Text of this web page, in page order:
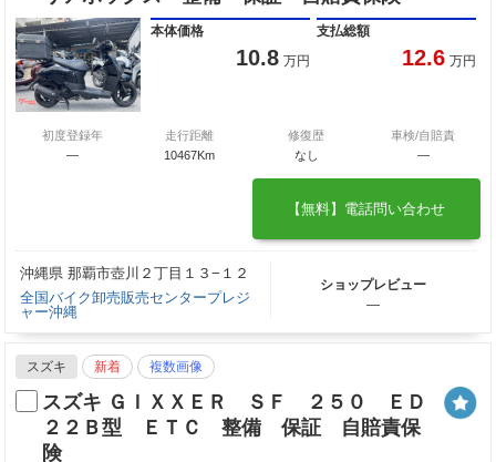
本体価格
10.8 万円
支払総額
12.6 万円
初度登録年
―
走行距離
10467Km
修復歴
なし
車検/自賠責
―
【無料】電話問い合わせ
沖縄県 那覇市壺川２丁目１３−１２
全国バイク卸売販売センタープレジ
ャー沖縄
ショップレビュー
―
スズキ 新着 複数画像
スズキ ＧＩＸＸＥＲ ＳＦ ２５０ ＥＤ
２２Ｂ型 ＥＴＣ 整備 保証 自賠責保
険